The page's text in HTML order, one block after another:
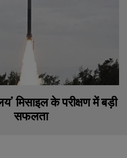
मिसाइल के परीक्षण में बड़ी
सफलता